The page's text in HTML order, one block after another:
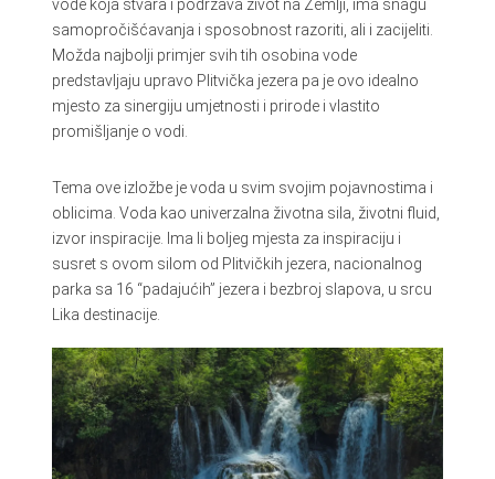
vode koja stvara i podržava život na Zemlji, ima snagu
samopročišćavanja i sposobnost razoriti, ali i zacijeliti.
Možda najbolji primjer svih tih osobina vode
predstavljaju upravo Plitvička jezera pa je ovo idealno
mjesto za sinergiju umjetnosti i prirode i vlastito
promišljanje o vodi.
Tema ove izložbe je voda u svim svojim pojavnostima i
oblicima. Voda kao univerzalna životna sila, životni fluid,
izvor inspiracije. Ima li boljeg mjesta za inspiraciju i
susret s ovom silom od Plitvičkih jezera, nacionalnog
parka sa 16 “padajućih” jezera i bezbroj slapova, u srcu
Lika destinacije.